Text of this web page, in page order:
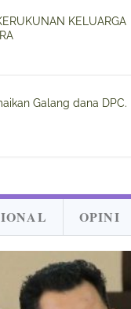
KELUARGA
Galang dana DPC.
OPINI